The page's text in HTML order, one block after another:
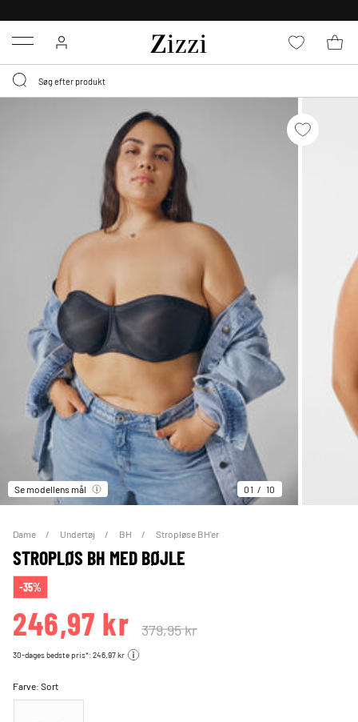
Menu
Se modellens mål 01 10
Dame Undertøj BH Stropløse BH'er
STROPLØS BH MED BØJLE
-35%
246,97 kr 379,95 kr
30-dages bedste pris*: 246,97 kr
Farve:Sort